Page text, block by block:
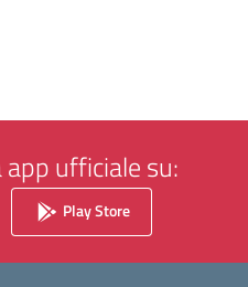
ufficiale su:
Play Store